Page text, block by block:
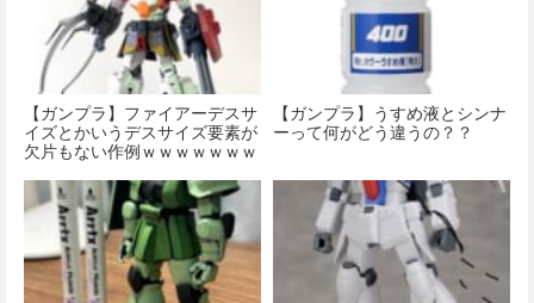
【ガンプラ】ファイアーデスサ
イズとかいうデスサイズ要素が
欠片もない作例ｗｗｗｗｗｗｗ
【ガンプラ】うすめ液とシンナ
ーって何がどう違うの？？